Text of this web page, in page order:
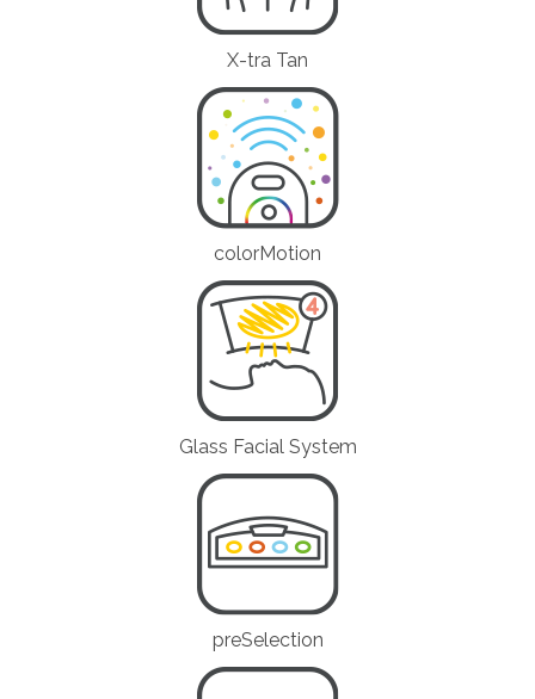
X-tra Tan
colorMotion
Glass Facial System
preSelection